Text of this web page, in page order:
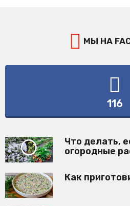
МЫ НА
116
Что делать,
огородные
Как